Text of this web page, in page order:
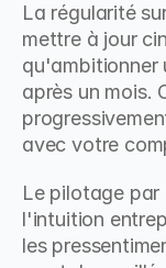
La régularité
mettre à jour
qu'ambitionner
après un mois.
avec votre
Le pilotage par
l'intuition
les